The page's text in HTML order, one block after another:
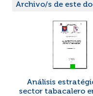
Archivo/s de este
Análisis
sector tabacalero